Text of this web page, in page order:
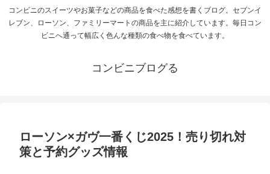
コンビニのスイーツやお菓子などの商品を食べた感想を書くブログ。セブンイ
レブン、ローソン、ファミリーマートの商品を主に紹介しています。毎日コン
ビニへ通って幅広く色んな種類の食べ物を食べています。
コンビニブログる
ローソン×ガヴ一番くじ2025！売り切れ対
策と予約グッズ情報